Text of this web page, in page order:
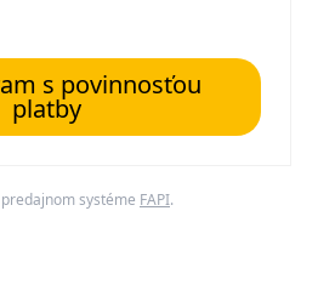
s povinnosťou
platby
systéme FAPI.